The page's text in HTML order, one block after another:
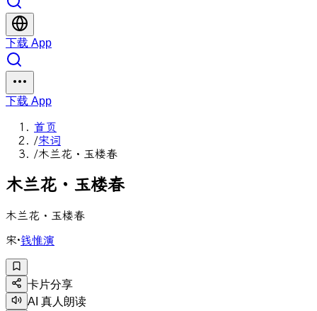
下载 App
下载 App
首页
/宋词
/木兰花・玉楼春
木兰花 ・ 玉楼春
木兰花・玉楼春
宋·钱惟演
卡片分享
AI 真人朗读